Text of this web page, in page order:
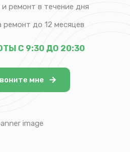
ремонт в течение дня
ремонт до 12 месяцев
С 9:30 ДО 20:30
мне